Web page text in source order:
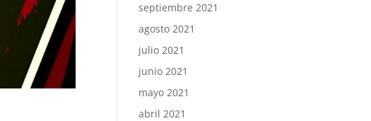
septiembre 2021
agosto 2021
julio 2021
junio 2021
mayo 2021
abril 2021